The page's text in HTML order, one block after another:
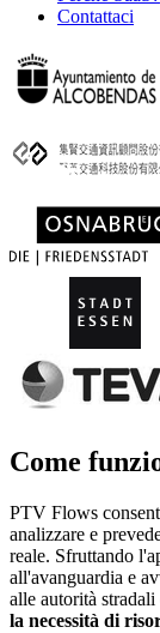
Contattaci
Come
PTV Flows
analizzare e
reale. Sfruttando
all'avanguardia e
alle autorità
la necessità di